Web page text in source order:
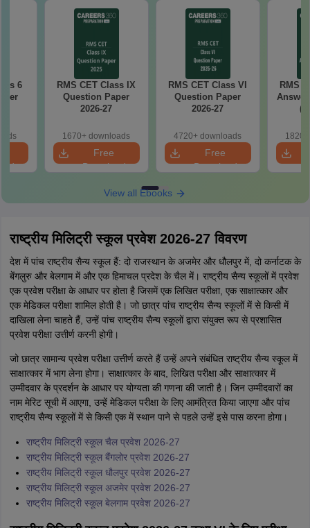
6
RMS CET Class IX
Question Paper
2026-27
1670+ downloads
Free
Download
RMS CET Class VI
Question Paper
2026-27
4720+ downloads
Free
Download
RMS
Answer
View all Ebooks
राष्ट्रीय मिलिट्री स्कूल प्रवेश 2026-27 विवरण
देश में पांच राष्ट्रीय सैन्य स्कूल हैं: दो राजस्थान के अजमेर और धौलपुर में, दो कर्नाटक के
बेंगलुरु और बेलगाम में और एक हिमाचल प्रदेश के चैल में। राष्ट्रीय सैन्य स्कूलों में प्रवेश
एक प्रवेश परीक्षा के आधार पर होता है जिसमें एक लिखित परीक्षा, एक साक्षात्कार और
एक मेडिकल परीक्षा शामिल होती है। जो छात्र पांच राष्ट्रीय सैन्य स्कूलों में से किसी में
दाखिला लेना चाहते हैं, उन्हें पांच राष्ट्रीय सैन्य स्कूलों द्वारा संयुक्त रूप से प्रशासित
प्रवेश परीक्षा उत्तीर्ण करनी होगी।
जो छात्र सामान्य प्रवेश परीक्षा उत्तीर्ण करते हैं उन्हें अपने संबंधित राष्ट्रीय सैन्य स्कूल में
साक्षात्कार में भाग लेना होगा। साक्षात्कार के बाद, लिखित परीक्षा और साक्षात्कार में
उम्मीदवार के प्रदर्शन के आधार पर योग्यता की गणना की जाती है। जिन उम्मीदवारों का
नाम मेरिट सूची में आएगा, उन्हें मेडिकल परीक्षा के लिए आमंत्रित किया जाएगा और पांच
राष्ट्रीय सैन्य स्कूलों में से किसी एक में स्थान पाने से पहले उन्हें इसे पास करना होगा।
राष्ट्रीय मिलिट्री स्कूल चैल प्रवेश 2026-27
राष्ट्रीय मिलिट्री स्कूल बैंगलोर प्रवेश 2026-27
राष्ट्रीय मिलिट्री स्कूल धौलपुर प्रवेश 2026-27
राष्ट्रीय मिलिट्री स्कूल अजमेर प्रवेश 2026-27
राष्ट्रीय मिलिट्री स्कूल बेलगाम प्रवेश 2026-27